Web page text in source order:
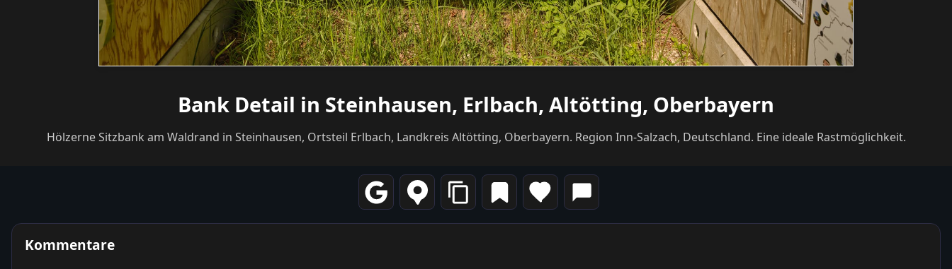
Bank Detail in Steinhausen, Erlbach, Altötting, Oberbayern
Hölzerne Sitzbank am Waldrand in Steinhausen, Ortsteil Erlbach, Landkreis Altötting, Oberbayern. Region Inn-Salzach, Deutschland. Eine ideale Rastmöglichkeit.
Kommentare